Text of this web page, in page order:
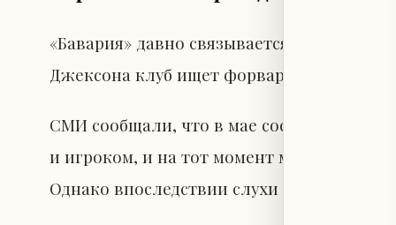
«Бавария» давно связывается с
Джексона клуб ищет форварда для
СМИ сообщали, что в мае состоялись
и игроком, и на тот момент мюнхенцы
Однако впоследствии слухи утихли.